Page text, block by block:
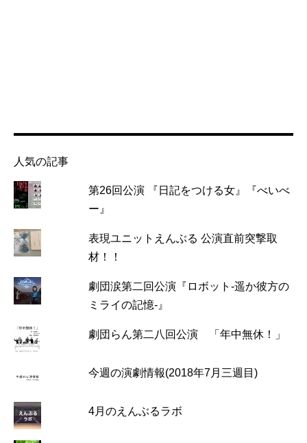
人気の記事
第26回公演 『日記をつける女』『べいべ
ー』
表現ユニットえんぶる 公演直前突撃取
材！！
劇団涙第二回公演『ロボット-遥か彼方の
ミライの記憶-』
劇団らん第二八回公演 「年中無休！」
今週の演劇情報(2018年7月三週目)
4月のえんぶるラボ